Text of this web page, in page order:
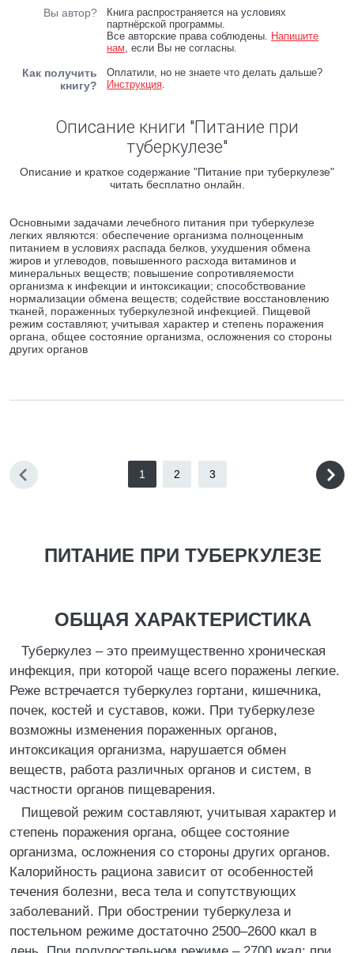
Вы автор?
Книга распространяется на условиях
партнёрской программы.
Все авторские права соблюдены. Напишите
нам, если Вы не согласны.
Как получить
книгу?
Оплатили, но не знаете что делать дальше?
Инструкция.
Описание книги "Питание при
туберкулезе"
Описание и краткое содержание "Питание при туберкулезе"
читать бесплатно онлайн.
Основными задачами лечебного питания при туберкулезе
легких являются: обеспечение организма полноценным
питанием в условиях распада белков, ухудшения обмена
жиров и углеводов, повышенного расхода витаминов и
минеральных веществ; повышение сопротивляемости
организма к инфекции и интоксикации; способствование
нормализации обмена веществ; содействие восстановлению
тканей, пораженных туберкулезной инфекцией. Пищевой
режим составляют, учитывая характер и степень поражения
органа, общее состояние организма, осложнения со стороны
других органов
1 2 3
ПИТАНИЕ ПРИ ТУБЕРКУЛЕЗЕ
ОБЩАЯ ХАРАКТЕРИСТИКА
Туберкулез – это преимущественно хроническая
инфекция, при которой чаще всего поражены легкие.
Реже встречается туберкулез гортани, кишечника,
почек, костей и суставов, кожи. При туберкулезе
возможны изменения пораженных органов,
интоксикация организма, нарушается обмен
веществ, работа различных органов и систем, в
частности органов пищеварения.
Пищевой режим составляют, учитывая характер и
степень поражения органа, общее состояние
организма, осложнения со стороны других органов.
Калорийность рациона зависит от особенностей
течения болезни, веса тела и сопутствующих
заболеваний. При обострении туберкулеза и
постельном режиме достаточно 2500–2600 ккал в